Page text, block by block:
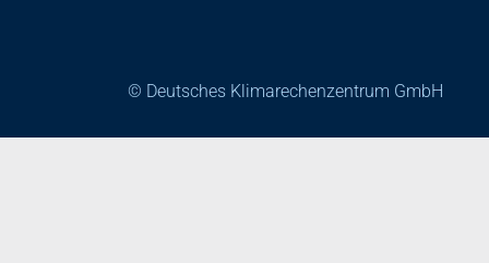
© Deutsches Klimarechenzentrum GmbH